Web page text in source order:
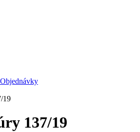
19
137/19